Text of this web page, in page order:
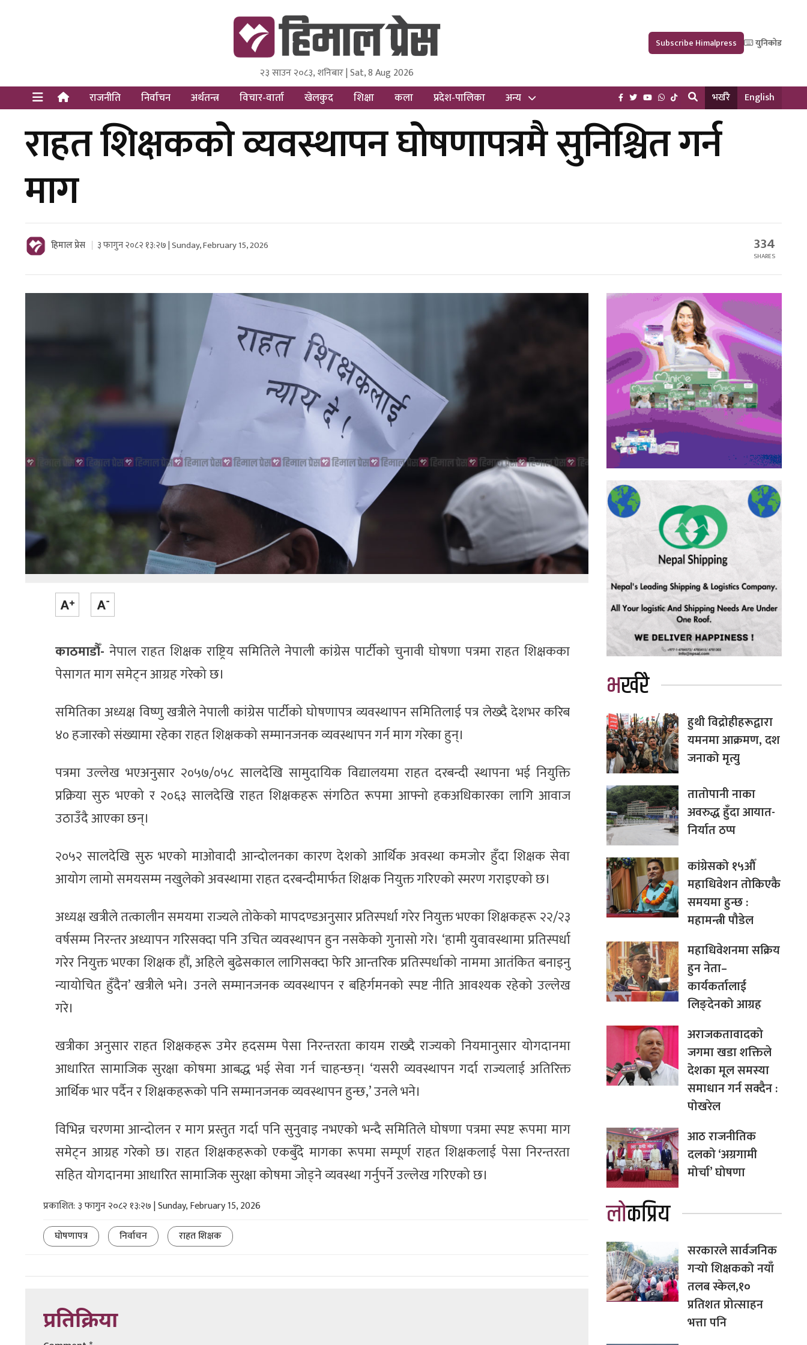
Himal Press
Dot NewsyNepal Media and Research Pvt Ltd.
२३ साउन २०८३, शनिबार | Sat, 8 Aug 2026
Subscribe Himalpress युनिकोड
राजनीति निर्वाचन अर्थतन्त्र विचार-वार्ता खेलकुद शिक्षा कला प्रदेश-पालिका अन्य भर्खरै English
राहत शिक्षकको व्यवस्थापन घोषणापत्रमै सुनिश्चित गर्न
माग
हिमाल प्रेस ३ फागुन २०८२ १३:२७ | Sunday, February 15, 2026 334
SHARES
काठमाडौँ- नेपाल राहत शिक्षक राष्ट्रिय समितिले नेपाली कांग्रेस पार्टीको चुनावी घोषणा पत्रमा राहत शिक्षकका
पेसागत माग समेट्न आग्रह गरेको छ।
समितिका अध्यक्ष विष्णु खत्रीले नेपाली कांग्रेस पार्टीको घोषणापत्र व्यवस्थापन समितिलाई पत्र लेख्दै देशभर करिब
४० हजारको संख्यामा रहेका राहत शिक्षकको सम्मानजनक व्यवस्थापन गर्न माग गरेका हुन्।
पत्रमा उल्लेख भएअनुसार २०५७/०५८ सालदेखि सामुदायिक विद्यालयमा राहत दरबन्दी स्थापना भई नियुक्ति
प्रक्रिया सुरु भएको र २०६३ सालदेखि राहत शिक्षकहरू संगठित रूपमा आफ्नो हकअधिकारका लागि आवाज
उठाउँदै आएका छन्।
२०५२ सालदेखि सुरु भएको माओवादी आन्दोलनका कारण देशको आर्थिक अवस्था कमजोर हुँदा शिक्षक सेवा
आयोग लामो समयसम्म नखुलेको अवस्थामा राहत दरबन्दीमार्फत शिक्षक नियुक्त गरिएको स्मरण गराइएको छ।
अध्यक्ष खत्रीले तत्कालीन समयमा राज्यले तोकेको मापदण्डअनुसार प्रतिस्पर्धा गरेर नियुक्त भएका शिक्षकहरू २२/२३
वर्षसम्म निरन्तर अध्यापन गरिसक्दा पनि उचित व्यवस्थापन हुन नसकेको गुनासो गरे। ‘हामी युवावस्थामा प्रतिस्पर्धा
गरेर नियुक्त भएका शिक्षक हौं, अहिले बुढेसकाल लागिसक्दा फेरि आन्तरिक प्रतिस्पर्धाको नाममा आतंकित बनाइनु
न्यायोचित हुँदैन’ खत्रीले भने। उनले सम्मानजनक व्यवस्थापन र बहिर्गमनको स्पष्ट नीति आवश्यक रहेको उल्लेख
गरे।
खत्रीका अनुसार राहत शिक्षकहरू उमेर हदसम्म पेसा निरन्तरता कायम राख्दै राज्यको नियमानुसार योगदानमा
आधारित सामाजिक सुरक्षा कोषमा आबद्ध भई सेवा गर्न चाहन्छन्। ‘यसरी व्यवस्थापन गर्दा राज्यलाई अतिरिक्त
आर्थिक भार पर्दैन र शिक्षकहरूको पनि सम्मानजनक व्यवस्थापन हुन्छ,’ उनले भने।
विभिन्न चरणमा आन्दोलन र माग प्रस्तुत गर्दा पनि सुनुवाइ नभएको भन्दै समितिले घोषणा पत्रमा स्पष्ट रूपमा माग
समेट्न आग्रह गरेको छ। राहत शिक्षकहरूको एकबुँदे मागका रूपमा सम्पूर्ण राहत शिक्षकलाई पेसा निरन्तरता
सहित योगदानमा आधारित सामाजिक सुरक्षा कोषमा जोड्ने व्यवस्था गर्नुपर्ने उल्लेख गरिएको छ।
प्रकाशित: ३ फागुन २०८२ १३:२७ | Sunday, February 15, 2026
घोषणापत्र
निर्वाचन राहत शिक्षक
प्रतिक्रिया
भर्खरै
हुथी विद्रोहीहरूद्वारा
यमनमा आक्रमण, दश
जनाको मृत्यु
तातोपानी नाका
अवरुद्ध हुँदा आयात-
निर्यात ठप्प
कांग्रेसको १५औँ
महाधिवेशन तोकिएकै
समयमा हुन्छ :
महामन्त्री पौडेल
महाधिवेशनमा सक्रिय
हुन नेता–
कार्यकर्तालाई
लिङ्देनको आग्रह
अराजकतावादको
जगमा खडा शक्तिले
देशका मूल समस्या
समाधान गर्न सक्दैन :
पोखरेल
आठ राजनीतिक
दलको ‘अग्रगामी
मोर्चा’ घोषणा
लोकप्रिय
सरकारले सार्वजनिक
गर्‍यो शिक्षकको नयाँ
तलब स्केल,१०
प्रतिशत प्रोत्साहन
भत्ता पनि